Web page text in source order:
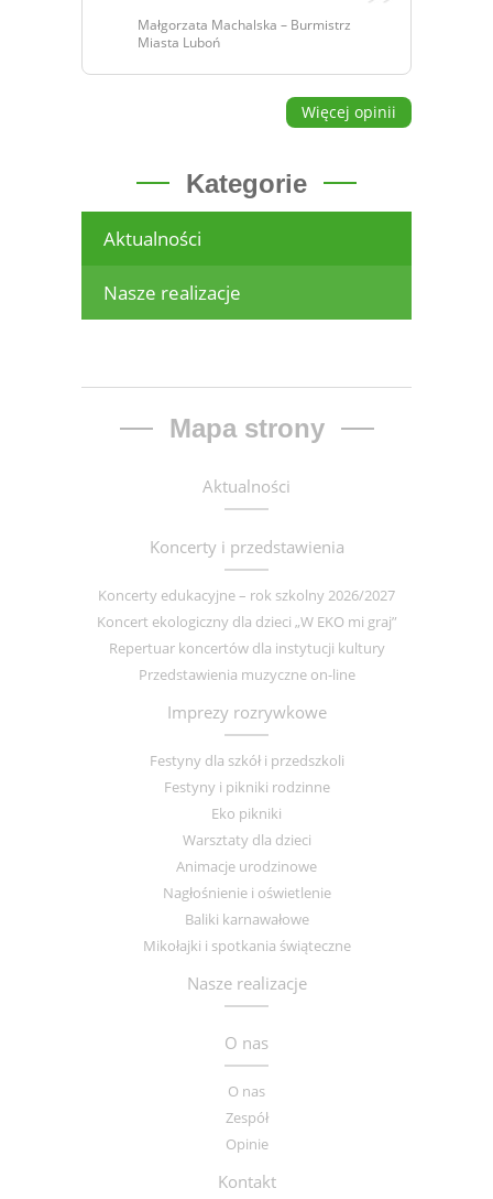
Małgorzata Machalska – Burmistrz
Miasta Luboń
Więcej opinii
Kategorie
Aktualności
Nasze realizacje
Mapa strony
Aktualności
Koncerty i przedstawienia
Koncerty edukacyjne – rok szkolny 2026/2027
Koncert ekologiczny dla dzieci „W EKO mi graj”
Repertuar koncertów dla instytucji kultury
Przedstawienia muzyczne on-line
Imprezy rozrywkowe
Festyny dla szkół i przedszkoli
Festyny i pikniki rodzinne
Eko pikniki
Warsztaty dla dzieci
Animacje urodzinowe
Nagłośnienie i oświetlenie
Baliki karnawałowe
Mikołajki i spotkania świąteczne
Nasze realizacje
O nas
O nas
Zespół
Opinie
Kontakt